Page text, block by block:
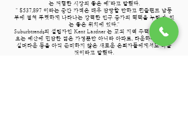
는 저렴한 시장의 좋은 예"라고 말했다.
" $537,897 이라는 중간 가격은 매우 감당할 만하고 퀸즐랜드 남동
부에 걸쳐 뚜렷하게 나타나는 강력한 인구 증가의 혜택을 누릴 수 있
는 좋은 위치에 있다."
Suburbtrends의 설립자인 Kent Lardner 는 교외 지역 주택에 대한 수
요는 예산에 민감한 젊은 가정뿐만 아니라 아파트, 타운하우스 또는
실버타운 등을 아직 준비하지 않은 새로운 은퇴자들에게서도 나올
것이라고 말했다.